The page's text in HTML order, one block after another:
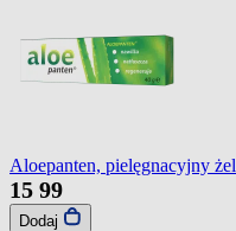
Aloepanten, pielęgnacyjny
15 99
Dodaj